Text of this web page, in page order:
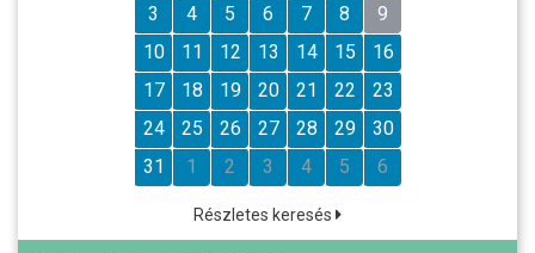
3
4 5 6 7 8
9
10
11 12 13 14 15
16
17
18 19 20 21 22
23
24
25 26 27 28 29
30
31
1 2 3 4 5 6
Részletes keresés